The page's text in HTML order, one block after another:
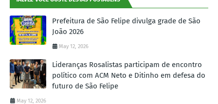
Prefeitura de São Felipe divulga grade de São
João 2026
May 12, 2026
Lideranças Rosalistas participam de encontro
político com ACM Neto e Ditinho em defesa do
futuro de São Felipe
May 12, 2026